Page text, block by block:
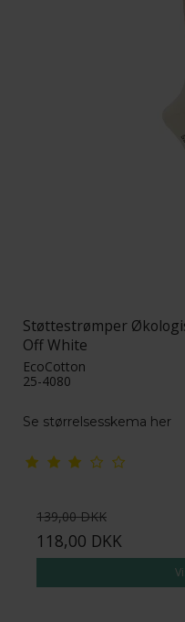
Støttestrømper
Off White
EcoCotton
25-4080
Se størrelsesskema her
139,00 DKK
118,00 DKK